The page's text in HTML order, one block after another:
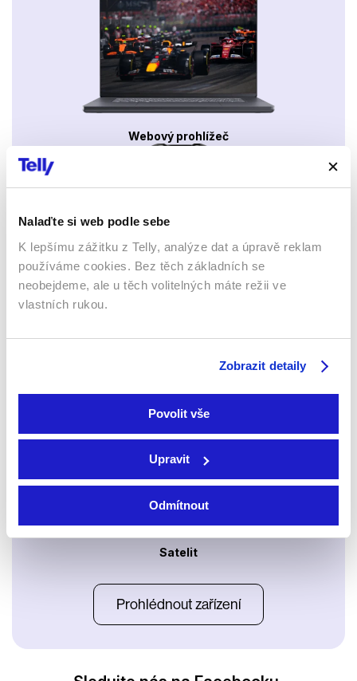
Nalaďte si web podle sebe
K lepšímu zážitku z Telly, analýze dat a úpravě reklam
používáme cookies. Bez těch základních se
neobejdeme, ale u těch volitelných máte režii ve
vlastních rukou.
Zobrazit detaily
Povolit vše
Upravit
Odmítnout
Webový prohlížeč
Xbox app
Apple TV aplikace Set-top boxy Arris
Satelit
Prohlédnout zařízení